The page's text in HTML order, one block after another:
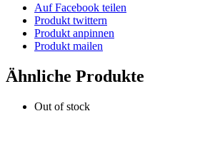
Auf Facebook teilen
Produkt twittern
Produkt anpinnen
Produkt mailen
Ähnliche Produkte
Out of stock